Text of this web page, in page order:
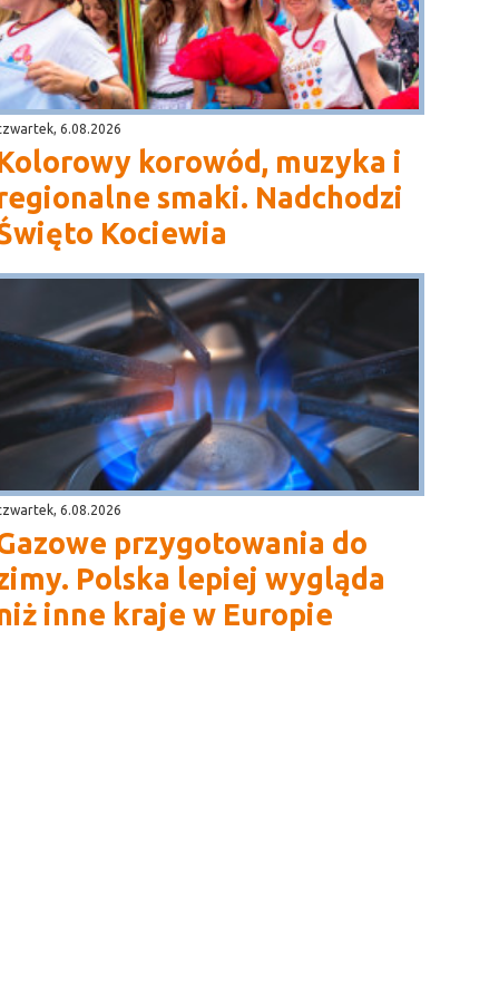
6.08.2026
korowód, muzyka i
smaki. Nadchodzi
Kociewia
6.08.2026
przygotowania do
Polska lepiej wygląda
inne kraje w Europie